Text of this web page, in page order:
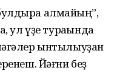
алмайһың”,
ул үҙе тураһында
ынтылыуҙан
Йәғни беҙ